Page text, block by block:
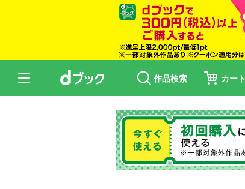
作品検索 カート